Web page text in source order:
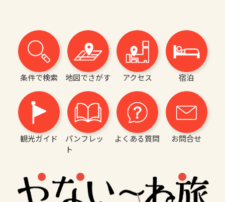
条件で検索 地図でさがす アクセス 宿泊
観光ガイド
パンフレッ
ト
よくある質問 お問合せ